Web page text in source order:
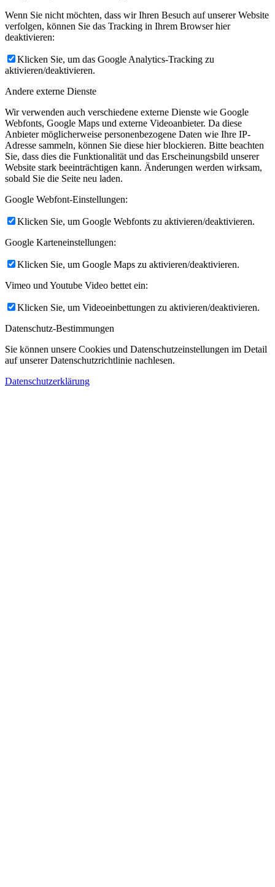
Wenn Sie nicht möchten, dass wir Ihren Besuch auf unserer Website
verfolgen, können Sie das Tracking in Ihrem Browser hier
deaktivieren:
Klicken Sie, um das Google Analytics-Tracking zu
aktivieren/deaktivieren.
Andere externe Dienste
Wir verwenden auch verschiedene externe Dienste wie Google
Webfonts, Google Maps und externe Videoanbieter. Da diese
Anbieter möglicherweise personenbezogene Daten wie Ihre IP-
Adresse sammeln, können Sie diese hier blockieren. Bitte beachten
Sie, dass dies die Funktionalität und das Erscheinungsbild unserer
Website stark beeinträchtigen kann. Änderungen werden wirksam,
sobald Sie die Seite neu laden.
Google Webfont-Einstellungen:
Klicken Sie, um Google Webfonts zu aktivieren/deaktivieren.
Google Karteneinstellungen:
Klicken Sie, um Google Maps zu aktivieren/deaktivieren.
Vimeo und Youtube Video bettet ein:
Klicken Sie, um Videoeinbettungen zu aktivieren/deaktivieren.
Datenschutz-Bestimmungen
Sie können unsere Cookies und Datenschutzeinstellungen im Detail
auf unserer Datenschutzrichtlinie nachlesen.
Datenschutzerklärung